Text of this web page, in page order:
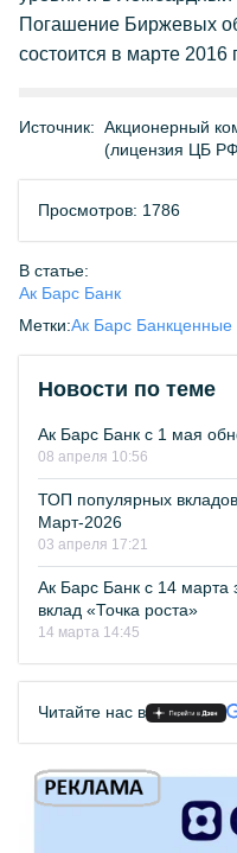
Погашение Биржевых
состоится в марте 2016
Источник: Акционерный
(лицензия ЦБ
Просмотров: 1786
В статье:
Ак Барс Банк
Метки:Ак Барс Банкценные
Новости по теме
Ак Барс Банк с 1 мая
08 апреля 10:56
ТОП популярных
Март-2026
03 апреля 17:21
Ак Барс Банк с 14 марта
вклад «Точка роста»
14 марта 14:45
Читайте нас в